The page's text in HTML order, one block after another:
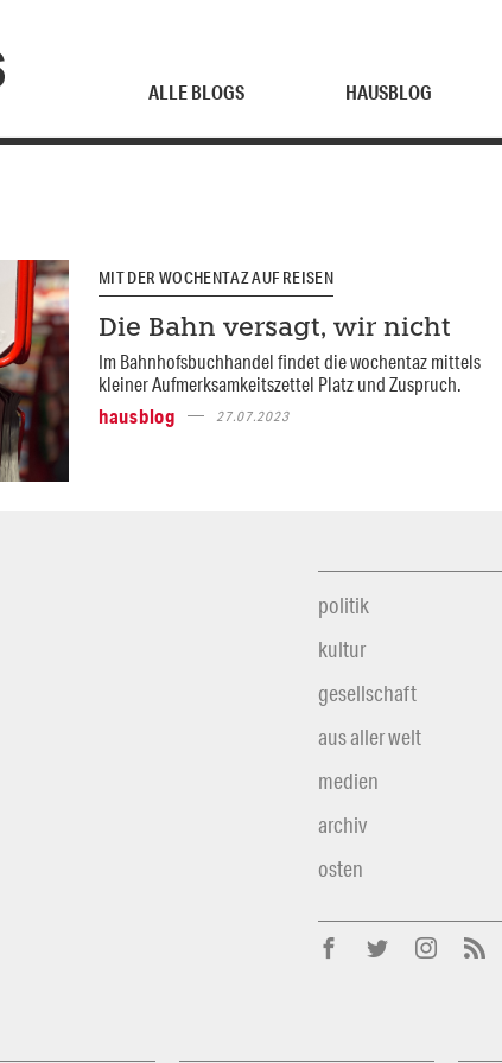
ALLE BLOGS HAUSBLOG
MIT DER WOCHENTAZ AUF REISEN
Die Bahn versagt, wir nicht
Im Bahnhofsbuchhandel findet die wochentaz mittels
kleiner Aufmerksamkeitszettel Platz und Zuspruch.
hausblog
27.07.2023
politik
kultur
gesellschaft
aus aller welt
medien
archiv
osten